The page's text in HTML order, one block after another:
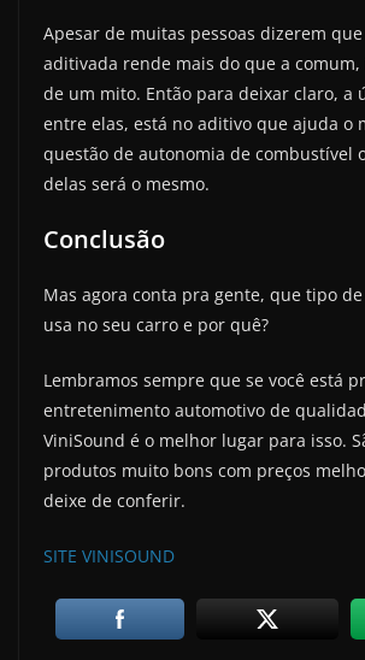
Apesar de muitas pessoas dizerem
aditivada rende mais do que a comum,
de um mito. Então para deixar claro, a
entre elas, está no aditivo que ajuda o
questão de autonomia de combustível
delas será o mesmo.
Conclusão
Mas agora conta pra gente, que tipo
usa no seu carro e por quê?
Lembramos sempre que se você está
entretenimento automotivo de
ViniSound é o melhor lugar para isso.
produtos muito bons com preços
deixe de conferir.
SITE VINISOUND